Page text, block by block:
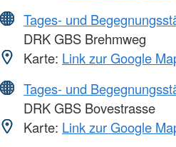
Tages- und
DRK GBS Brehmweg
Karte: Link zur Google
Tages- und
DRK GBS Bovestrasse
Karte: Link zur Google